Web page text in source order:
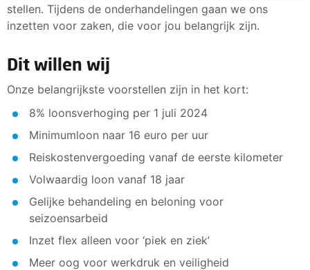
stellen. Tijdens de onderhandelingen gaan we ons
inzetten voor zaken, die voor jou belangrijk zijn.
Dit willen wij
Onze belangrijkste voorstellen zijn in het kort:
8% loonsverhoging per 1 juli 2024
Minimumloon naar 16 euro per uur
Reiskostenvergoeding vanaf de eerste kilometer
Volwaardig loon vanaf 18 jaar
Gelijke behandeling en beloning voor
seizoensarbeid
Inzet flex alleen voor ‘piek en ziek’
Meer oog voor werkdruk en veiligheid